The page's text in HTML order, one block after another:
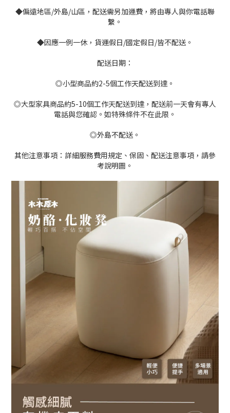
◆偏遠地區/外島/山區，配送需另加運費，將由專人與你電話聯
繫。
◆因應一例一休，貨運假日/國定假日/皆不配送。
配送日期：
◎小型商品約2-5個工作天配送到達。
◎大型家具商品約5-10個工作天配送到達，配送前一天會有專人
電話與您確認。如特殊條件不在此限。
◎外島不配送。
其他注意事項：詳細服務費用規定、保固、配送注意事項，請參
考說明圖。